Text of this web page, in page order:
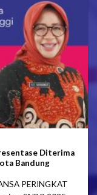
Diterima
Bandung
PERINGKAT